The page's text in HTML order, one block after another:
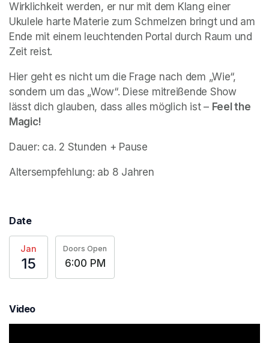
Wirklichkeit werden, er nur mit dem Klang einer
Ukulele harte Materie zum Schmelzen bringt und am
Ende mit einem leuchtenden Portal durch Raum und
Zeit reist.
Hier geht es nicht um die Frage nach dem „Wie“,
sondern um das „Wow“. Diese mitreißende Show
lässt dich glauben, dass alles möglich ist – Feel the
Magic!
Dauer: ca. 2 Stunden + Pause
Altersempfehlung: ab 8 Jahren
Date
Jan
15
Doors Open
6:00 PM
Video